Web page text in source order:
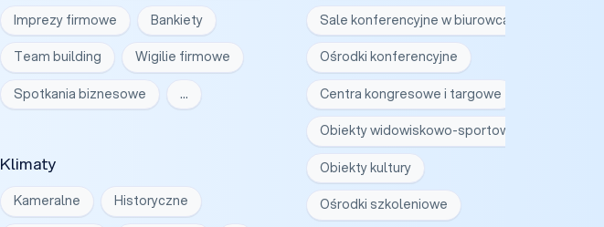
Klimaty
Kameralne Historyczne
Imprezy firmowe Bankiety
Team building Wigilie firmowe
Spotkania biznesowe …
Sale konferencyjne w biurowcach
Ośrodki konferencyjne
Centra kongresowe i targowe
Obiekty widowiskowo-sportowe
Obiekty kultury
Ośrodki szkoleniowe